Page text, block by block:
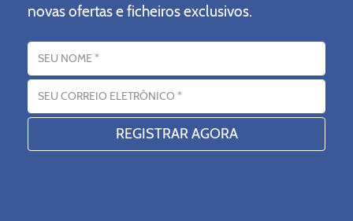
novas ofertas e ficheiros exclusivos.
Nome
Endereço eletrónico